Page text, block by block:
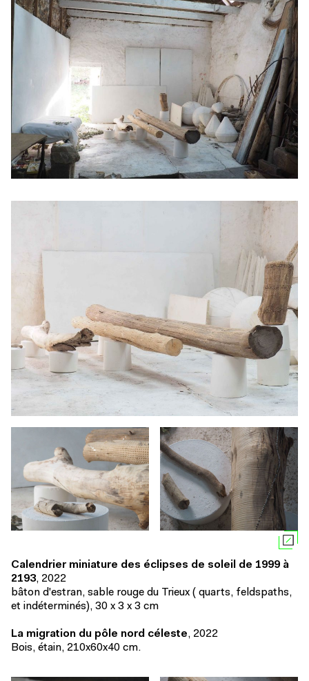
Calendrier miniature des éclipses de soleil de 1999 à
2193, 2022
bâton d'estran, sable rouge du Trieux ( quarts, feldspaths,
et indéterminés), 30 x 3 x 3 cm
La migration du pôle nord céleste, 2022
Bois, étain, 210x60x40 cm.